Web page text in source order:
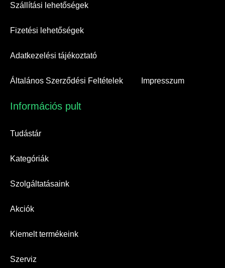
Szállítási lehetőségek
Fizetési lehetőségek
Adatkezelési tájékoztató
Általános Szerződési Feltételek Impresszum
Információs pult​
Tudástár
Kategóriák
Szolgáltatásaink
Akciók
Kiemelt termékeink
Szerviz